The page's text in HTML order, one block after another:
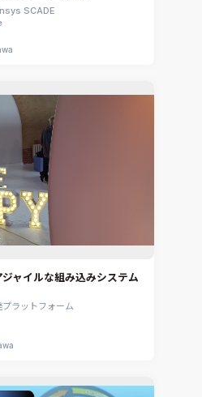
SCADE
ャイルな組み込みシステム
ラットフォーム